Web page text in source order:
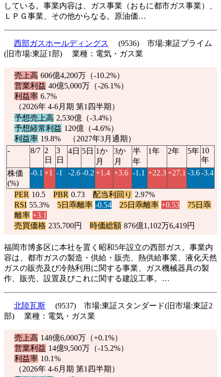
している。事業内容は、ガス事業（おもに都市ガス事業）、
ＬＰＧ事業、その他からなる。原油価…
西部ガスホールディングス
(9536) 市場:東証プライム
(旧市場:東証1部) 業種：電気・ガス業
売上高 606億4,200万（-10.2%）
営業利益 40億5,000万（-26.1%）
利益率 6.7%
（2026年 4-6月期 第1四半期）
予想売上高 2,530億（-3.4%）
予想経常利益 120億（-4.6%）
利益率 19.8% （2027年3月通期）
-
8/7 2
日
3
日
4日 5日 1か
月
3か
月
半
年
1年 2年 5年 10
年
株価
(%)
-0.1 +1 -1 -2.6-0.2 +1.4 +3.6 -1.1 +22.3+27.1 -3.6-3.4
PER 10.5 PBR 0.73 配当利回り 2.97%
RSI 55.3% 5日乖離率 -0.54 25日乖離率 +0.53
75日乖
離率 +3.1
売買価格 235,700円 時価総額 876億1,102万6,419円
福岡市博多区に本社を置く昭和5年設立の西部ガス。事業内
容は、都市ガスの製造・供給・販売、熱供給事業、液化天然
ガスの販売及び冷熱利用に関する事業、ガス機械器具の製
作、販売、設置及びこれに関する建設工事。…
北陸瓦斯
(9537) 市場:東証スタンダード(旧市場:東証2
部) 業種：電気・ガス業
売上高 148億6,000万（+0.1%）
営業利益 14億9,500万（-15.2%）
利益率 10.1%
（2026年 4-6月期 第1四半期）